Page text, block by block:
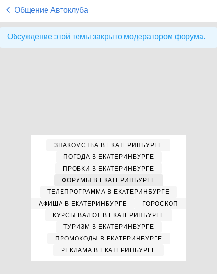
Общение Автоклуба
Обсуждение этой темы закрыто модератором форума.
ЗНАКОМСТВА В ЕКАТЕРИНБУРГЕ
ПОГОДА В ЕКАТЕРИНБУРГЕ
ПРОБКИ В ЕКАТЕРИНБУРГЕ
ФОРУМЫ В ЕКАТЕРИНБУРГЕ
ТЕЛЕПРОГРАММА В ЕКАТЕРИНБУРГЕ
АФИША В ЕКАТЕРИНБУРГЕ
ГОРОСКОП
КУРСЫ ВАЛЮТ В ЕКАТЕРИНБУРГЕ
ТУРИЗМ В ЕКАТЕРИНБУРГЕ
ПРОМОКОДЫ В ЕКАТЕРИНБУРГЕ
РЕКЛАМА В ЕКАТЕРИНБУРГЕ